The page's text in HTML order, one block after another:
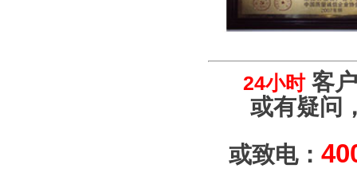
24小时客
或有疑问
或致电：